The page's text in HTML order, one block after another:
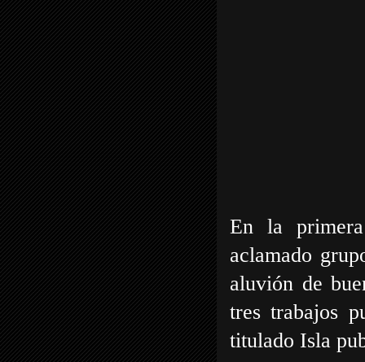
En la
aclamado
aluvión de
tres trabajos
titulado Isla